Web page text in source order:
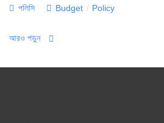
Categories
পলিসি Tags
Budget / Policy
আরও পড়ুন